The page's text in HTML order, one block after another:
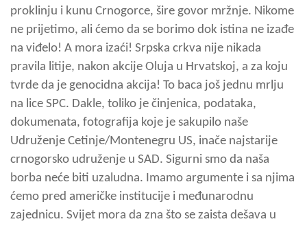
proklinju i kunu Crnogorce, šire govor mržnje. Nikome
ne prijetimo, ali ćemo da se borimo dok istina ne izađe
na viđelo! A mora izaći! Srpska crkva nije nikada
pravila litije, nakon akcije Oluja u Hrvatskoj, a za koju
tvrde da je genocidna akcija! To baca još jednu mrlju
na lice SPC. Dakle, toliko je činjenica, podataka,
dokumenata, fotografija koje je sakupilo naše
Udruženje Cetinje/Montenegru US, inače najstarije
crnogorsko udruženje u SAD. Sigurni smo da naša
borba neće biti uzaludna. Imamo argumente i sa njima
ćemo pred američke institucije i međunarodnu
zajednicu. Svijet mora da zna što se zaista dešava u